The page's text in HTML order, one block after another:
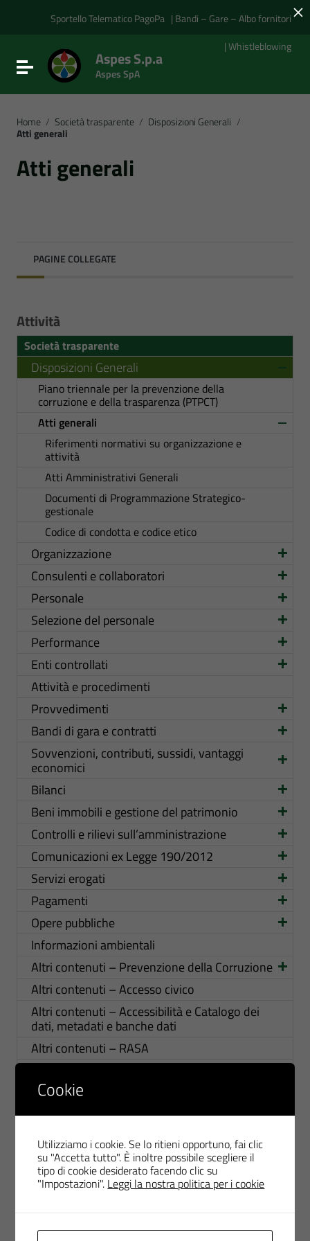
Vai al menu di navigazione
Sportello Telematico PagoPa | Bandi – Gare – Albo fornitori
| Whistleblowing
Attiva / disattiva la navigazione
Aspes S.p.a
Aspes SpA
Home / Società trasparente / Disposizioni Generali /
Atti generali
Atti generali
PAGINE COLLEGATE
Attività
Società trasparente
Disposizioni Generali
Piano triennale per la prevenzione della
corruzione e della trasparenza (PTPCT)
Atti generali
Riferimenti normativi su organizzazione e
attività
Atti Amministrativi Generali
Documenti di Programmazione Strategico-
gestionale
Codice di condotta e codice etico
Organizzazione
Consulenti e collaboratori
Personale
Selezione del personale
Performance
Enti controllati
Attività e procedimenti
Provvedimenti
Bandi di gara e contratti
Sovvenzioni, contributi, sussidi, vantaggi
economici
Bilanci
Beni immobili e gestione del patrimonio
Controlli e rilievi sull’amministrazione
Comunicazioni ex Legge 190/2012
Servizi erogati
Pagamenti
Opere pubbliche
Informazioni ambientali
Altri contenuti – Prevenzione della Corruzione
Altri contenuti – Accesso civico
Altri contenuti – Accessibilità e Catalogo dei
dati, metadati e banche dati
Altri contenuti – RASA
Vigilanza
Lavoro
Altri contenuti – Politica sulla Parità di genere
Altri contenuti – Dati ulteriori
×
Cookie
Utilizziamo i cookie. Se lo ritieni opportuno, fai clic
su "Accetta tutto". È inoltre possibile scegliere il
tipo di cookie desiderato facendo clic su
"Impostazioni". Leggi la nostra politica per i cookie